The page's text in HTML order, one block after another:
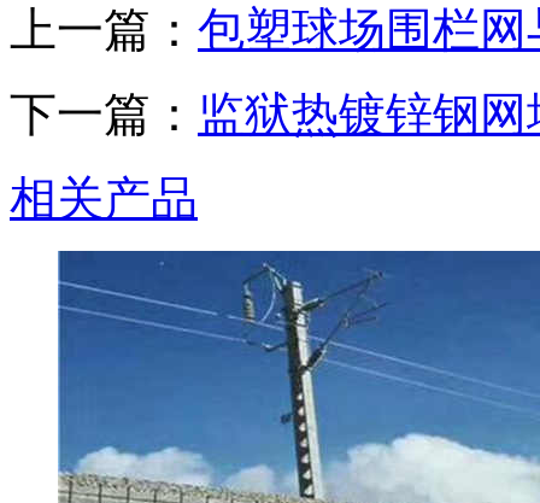
上一篇： 包塑球场围栏
下一篇： 监狱热镀锌钢
相关产品